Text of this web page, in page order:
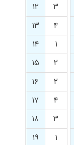
۳
۱۲
۴
۱۳
۱
۱۴
۲
۱۵
۲
۱۶
۴
۱۷
۳
۱۸
۱
۱۹